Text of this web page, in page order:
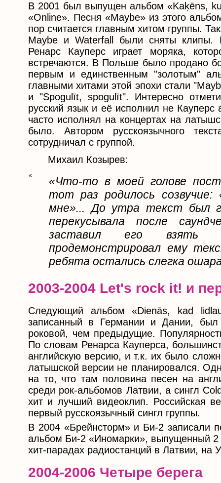
В 2001 был выпущен альбом «Kaķēns,
«Online». Песня «Maybe» из этого
пор считается главным хитом группы.
Maybe и Waterfall были сняты клипы.
Ренарс Кауперс играет моряка,
встречаются. В Польше было продано
первым и единственным "золотым"
главными хитами этой эпохи стали
и "Spogulīt, spogulīt". Интересно
русский язык и её исполнил не
часто исполнял на концертах на
было. Автором русскоязычного
сотрудничал с группой.
Михаил Козырев:
«
«Что-то в моей голове
тот раз родилось
мне»... До утра текст был
перекусывала после
заставил его взять
продемонстрировал ему
ребята остались слегка
2003-2004 Let's rock it! и
Следующий альбом «Dienās, kad
записанный в Германии и Дании,
роковой, чем предыдущие.
По словам Ренарса Кауперса,
английскую версию, и т.к. их было
латышской версии не планировался.
на то, что там половина песен на
среди рок-альбомов Латвии, а сингл
хит и лучший видеоклип. Российская
первый русскоязычный сингл группы.
В 2004 «Брейнсторм» и Би-2 записали
альбом Би-2 «Иномарки», выпущенный
хит-парадах радиостанций в Латвии, на
2004-2006 Четыре берега